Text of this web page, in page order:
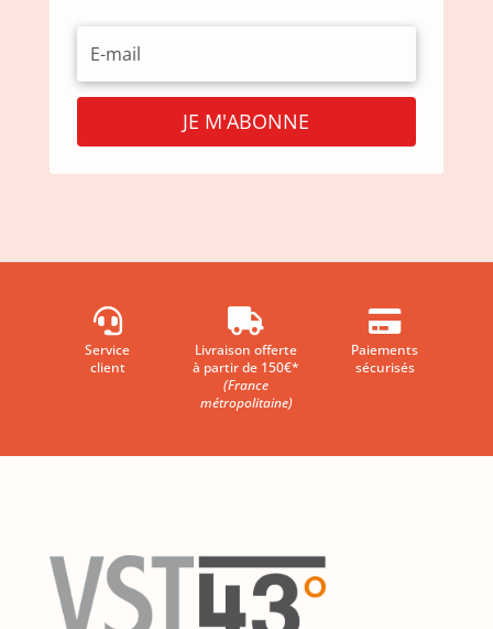
JE M'ABONNE

Service
client

Livraison offerte
à partir de 150€*
(France
métropolitaine)

Paiements
sécurisés